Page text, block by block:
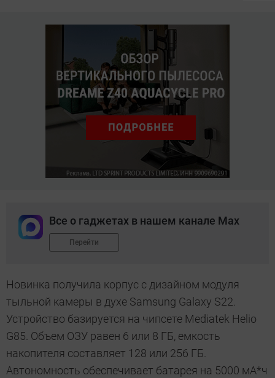
Все о гаджетах в нашем канале Max
Перейти
Новинка получила корпус с дизайном модуля
тыльной камеры в духе Samsung Galaxy S22.
Устройство базируется на чипсете Mediatek Helio
G85. Объем ОЗУ равен 6 или 8 ГБ, емкость
накопителя составляет 128 или 256 ГБ.
Автономность обеспечивает батарея на 5000 мА*ч